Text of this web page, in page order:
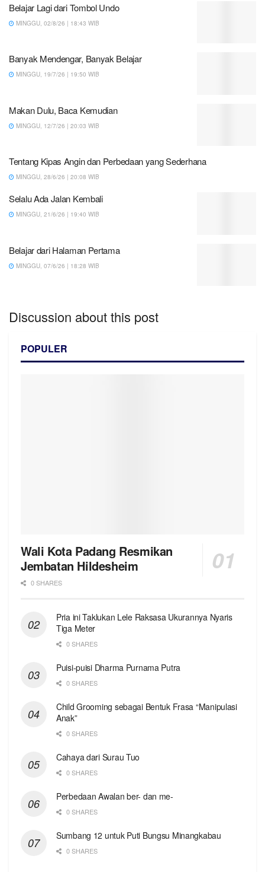
Belajar Lagi dari Tombol Undo
MINGGU, 02/8/26 | 18:43 WIB
Banyak Mendengar, Banyak Belajar
MINGGU, 19/7/26 | 19:50 WIB
Makan Dulu, Baca Kemudian
MINGGU, 12/7/26 | 20:03 WIB
Tentang Kipas Angin dan Perbedaan yang Sederhana
MINGGU, 28/6/26 | 20:08 WIB
Selalu Ada Jalan Kembali
MINGGU, 21/6/26 | 19:40 WIB
Belajar dari Halaman Pertama
MINGGU, 07/6/26 | 18:28 WIB
Discussion about this post
POPULER
Wali Kota Padang Resmikan
Jembatan Hildesheim
0 SHARES
Pria ini Taklukan Lele Raksasa Ukurannya Nyaris
Tiga Meter
0 SHARES
Puisi-puisi Dharma Purnama Putra
0 SHARES
Child Grooming sebagai Bentuk Frasa “Manipulasi
Anak”
0 SHARES
Cahaya dari Surau Tuo
0 SHARES
Perbedaan Awalan ber- dan me-
0 SHARES
Sumbang 12 untuk Puti Bungsu Minangkabau
0 SHARES